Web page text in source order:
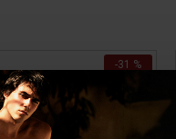
-31 %